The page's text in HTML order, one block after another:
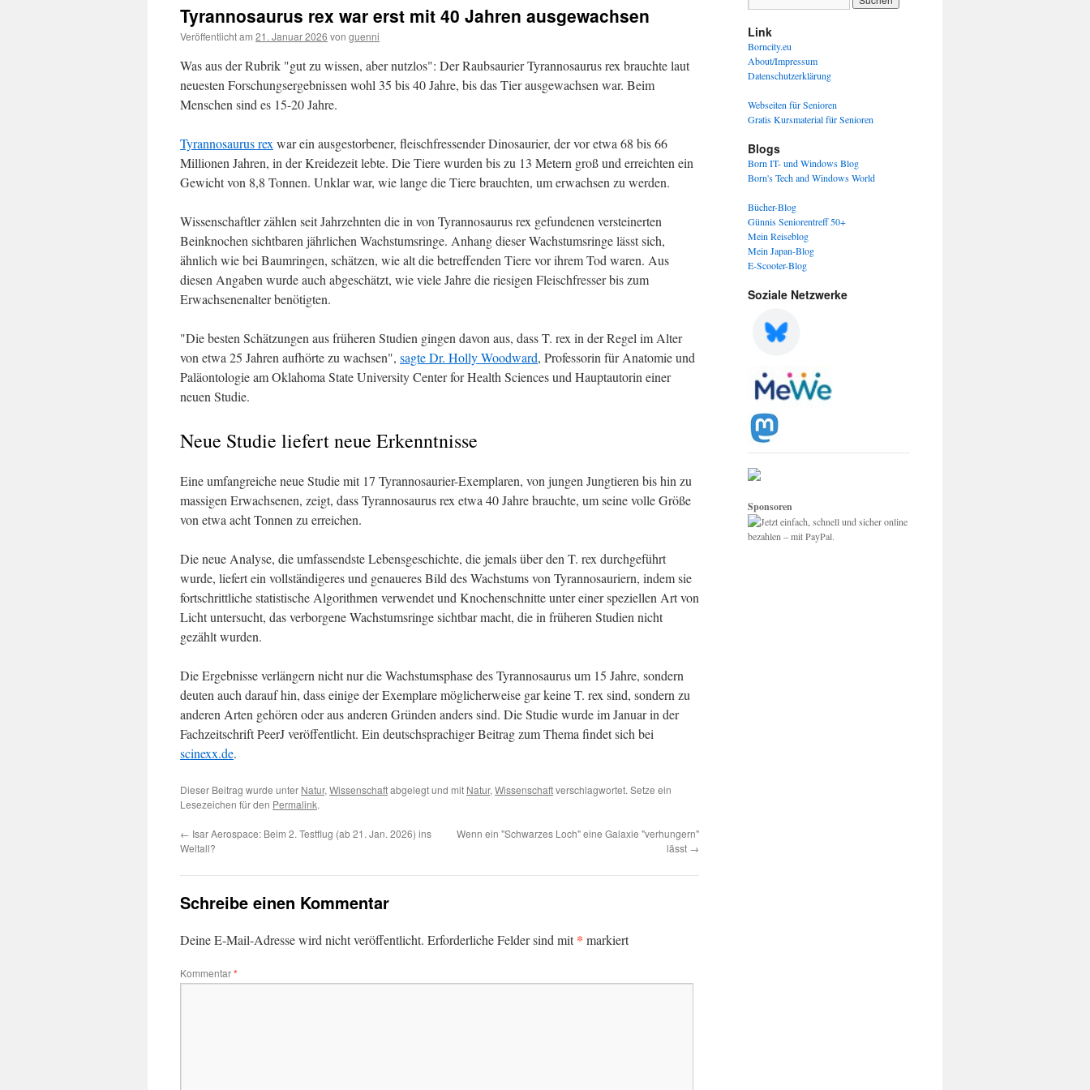
Tyrannosaurus rex war erst mit 40 Jahren ausgewachsen
Veröffentlicht am 21. Januar 2026 von guenni
Was aus der Rubrik "gut zu wissen, aber nutzlos": Der Raubsaurier Tyrannosaurus rex brauchte laut
neuesten Forschungsergebnissen wohl 35 bis 40 Jahre, bis das Tier ausgewachsen war. Beim
Menschen sind es 15-20 Jahre.
Tyrannosaurus rex war ein ausgestorbener, fleischfressender Dinosaurier, der vor etwa 68 bis 66
Millionen Jahren, in der Kreidezeit lebte. Die Tiere wurden bis zu 13 Metern groß und erreichten ein
Gewicht von 8,8 Tonnen. Unklar war, wie lange die Tiere brauchten, um erwachsen zu werden.
Wissenschaftler zählen seit Jahrzehnten die in von Tyrannosaurus rex gefundenen versteinerten
Beinknochen sichtbaren jährlichen Wachstumsringe. Anhang dieser Wachstumsringe lässt sich,
ähnlich wie bei Baumringen, schätzen, wie alt die betreffenden Tiere vor ihrem Tod waren. Aus
diesen Angaben wurde auch abgeschätzt, wie viele Jahre die riesigen Fleischfresser bis zum
Erwachsenenalter benötigten.
"Die besten Schätzungen aus früheren Studien gingen davon aus, dass T. rex in der Regel im Alter
von etwa 25 Jahren aufhörte zu wachsen", sagte Dr. Holly Woodward, Professorin für Anatomie und
Paläontologie am Oklahoma State University Center for Health Sciences und Hauptautorin einer
neuen Studie.
Neue Studie liefert neue Erkenntnisse
Eine umfangreiche neue Studie mit 17 Tyrannosaurier-Exemplaren, von jungen Jungtieren bis hin zu
massigen Erwachsenen, zeigt, dass Tyrannosaurus rex etwa 40 Jahre brauchte, um seine volle Größe
von etwa acht Tonnen zu erreichen.
Die neue Analyse, die umfassendste Lebensgeschichte, die jemals über den T. rex durchgeführt
wurde, liefert ein vollständigeres und genaueres Bild des Wachstums von Tyrannosauriern, indem sie
fortschrittliche statistische Algorithmen verwendet und Knochenschnitte unter einer speziellen Art von
Licht untersucht, das verborgene Wachstumsringe sichtbar macht, die in früheren Studien nicht
gezählt wurden.
Die Ergebnisse verlängern nicht nur die Wachstumsphase des Tyrannosaurus um 15 Jahre, sondern
deuten auch darauf hin, dass einige der Exemplare möglicherweise gar keine T. rex sind, sondern zu
anderen Arten gehören oder aus anderen Gründen anders sind. Die Studie wurde im Januar in der
Fachzeitschrift PeerJ veröffentlicht. Ein deutschsprachiger Beitrag zum Thema findet sich bei
scinexx.de.
Dieser Beitrag wurde unter Natur, Wissenschaftabgelegt und mit Natur, Wissenschaftverschlagwortet. Setze ein
Lesezeichen für den Permalink.
← Isar Aerospace: Beim 2. Testflug (ab 21. Jan. 2026) ins
Weltall?
Wenn ein "Schwarzes Loch" eine Galaxie "verhungern"
lässt →
Schreibe einen Kommentar
Deine E-Mail-Adresse wird nicht veröffentlicht. Erforderliche Felder sind mit* markiert
Kommentar*
Link
Borncity.eu
About/Impressum
Datenschutzerklärung
Webseiten für Senioren
Gratis Kursmaterial für Senioren
Blogs
Born IT- und Windows Blog
Born's Tech and Windows World
Bücher-Blog
Günnis Seniorentreff 50+
Mein Reiseblog
Mein Japan-Blog
E-Scooter-Blog
Soziale Netzwerke
Sponsoren